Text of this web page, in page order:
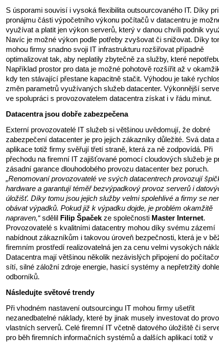
S úsporami souvisí i vysoká flexibilita outsourcovaného IT. Díky
pronájmu části výpočetního výkonu počítačů v datacentru je
využívat a platit jen výkon serverů, který v danou chvíli podnik
Navíc je možné výkon podle potřeby zvyšovat či snižovat. Díky
mohou firmy snadno svoji IT infrastrukturu rozšiřovat případně
optimalizovat tak, aby neplatily zbytečně za služby, které
Například prostor pro data je možné pohotově rozšířit až v
kdy ten stávající přestane kapacitně stačit. Výhodou je také
změn parametrů využívaných služeb datacenter. Výkonnější
ve spolupráci s provozovatelem datacentra získat i v řádu
Datacentra jsou dobře zabezpečena
Externí provozovatelé IT služeb si většinou uvědomují, že dobré
zabezpečení datacenter je pro jejich zákazníky důležité. Svá data
aplikace totiž firmy svěřují třetí straně, která za ně zodpovídá. Při
přechodu na firemní IT zajišťované pomocí cloudových služeb je
zásadní garance dlouhodobého provozu datacenter bez poruch.
„Renomovaní provozovatelé ve svých datacentrech provozují
hardware a garantují téměř bezvýpadkový provoz serverů i
úložišť. Díky tomu jsou jejich služby velmi spolehlivé a firmy se
obávat výpadků. Pokud již k výpadku dojde, je problém okamžitě
napraven,“sdělil Filip Špaček ze společnosti Master Internet.
Provozovatelé s kvalitními datacentry mohou díky svému zázemí
nabídnout zákazníkům i takovou úroveň bezpečnosti, která je v
firemním prostředí realizovatelná jen za cenu velmi vysokých
Datacentra mají většinou několik nezávislých připojení do
sítí, silné záložní zdroje energie, hasicí systémy a nepřetržitý
odborníků.
Následujte světové trendy
Při vhodném nastavení outsourcingu IT mohou firmy ušetřit
nezanedbatelné náklady, které by jinak musely investovat do
vlastních serverů. Celé firemní IT včetně datového úložiště či
pro běh firemních informačních systémů a dalších aplikací totiž v